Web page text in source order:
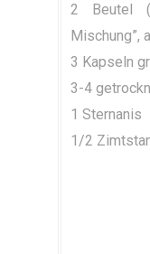
2 Beutel
Mischung”,
3 Kapseln
3-4
1 Sternanis
1/2